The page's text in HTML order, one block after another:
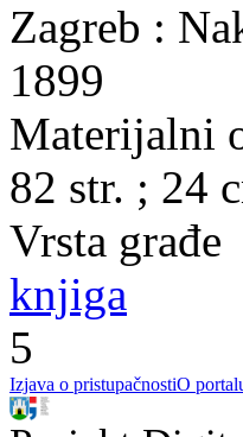
Zagreb :
1899
Materijalni
82 str. ; 24
Vrsta građe
knjiga
5
Izjava o pristupačnostiO